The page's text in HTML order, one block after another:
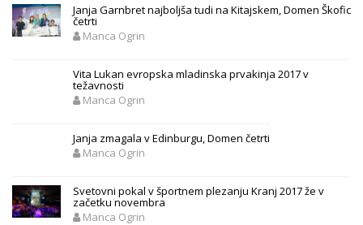
Janja Garnbret najboljša tudi na Kitajskem, Domen Škofic
četrti
Manca Ogrin
Vita Lukan evropska mladinska prvakinja 2017 v
težavnosti
Manca Ogrin
Janja zmagala v Edinburgu, Domen četrti
Manca Ogrin
Svetovni pokal v športnem plezanju Kranj 2017 že v
začetku novembra
Manca Ogrin